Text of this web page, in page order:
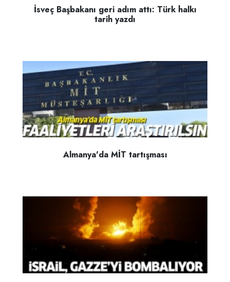
İsveç Başbakanı geri adım attı: Türk halkı
tarih yazdı
Almanya'da MİT tartışması